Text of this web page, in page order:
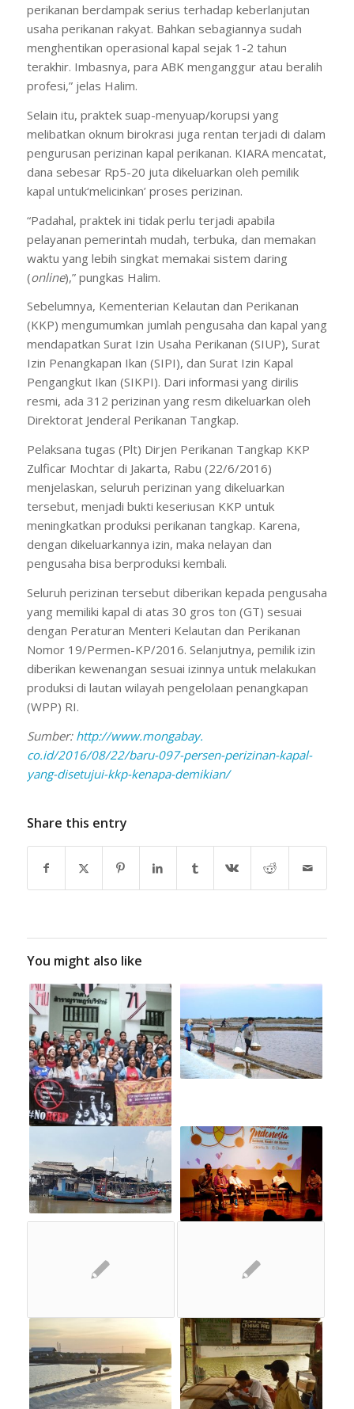
perikanan berdampak serius terhadap keberlanjutan
usaha perikanan rakyat. Bahkan sebagiannya sudah
menghentikan operasional kapal sejak 1-2 tahun
terakhir. Imbasnya, para ABK menganggur atau beralih
profesi,” jelas Halim.
Selain itu, praktek suap-menyuap/korupsi yang
melibatkan oknum birokrasi juga rentan terjadi di dalam
pengurusan perizinan kapal perikanan. KIARA mencatat,
dana sebesar Rp5-20 juta dikeluarkan oleh pemilik
kapal untuk‘melicinkan’ proses perizinan.
“Padahal, praktek ini tidak perlu terjadi apabila
pelayanan pemerintah mudah, terbuka, dan memakan
waktu yang lebih singkat memakai sistem daring
(online),” pungkas Halim.
Sebelumnya, Kementerian Kelautan dan Perikanan
(KKP) mengumumkan jumlah pengusaha dan kapal yang
mendapatkan Surat Izin Usaha Perikanan (SIUP), Surat
Izin Penangkapan Ikan (SIPI), dan Surat Izin Kapal
Pengangkut Ikan (SIKPI). Dari informasi yang dirilis
resmi, ada 312 perizinan yang resm dikeluarkan oleh
Direktorat Jenderal Perikanan Tangkap.
Pelaksana tugas (Plt) Dirjen Perikanan Tangkap KKP
Zulficar Mochtar di Jakarta, Rabu (22/6/2016)
menjelaskan, seluruh perizinan yang dikeluarkan
tersebut, menjadi bukti keseriusan KKP untuk
meningkatkan produksi perikanan tangkap. Karena,
dengan dikeluarkannya izin, maka nelayan dan
pengusaha bisa berproduksi kembali.
Seluruh perizinan tersebut diberikan kepada pengusaha
yang memiliki kapal di atas 30 gros ton (GT) sesuai
dengan Peraturan Menteri Kelautan dan Perikanan
Nomor 19/Permen-KP/2016. Selanjutnya, pemilik izin
diberikan kewenangan sesuai izinnya untuk melakukan
produksi di lautan wilayah pengelolaan penangkapan
(WPP) RI.
Sumber: http://www.mongabay.
co.id/2016/08/22/baru-097-persen-perizinan-kapal-
yang-disetujui-kkp-kenapa-demikian/
Share this entry
You might also like